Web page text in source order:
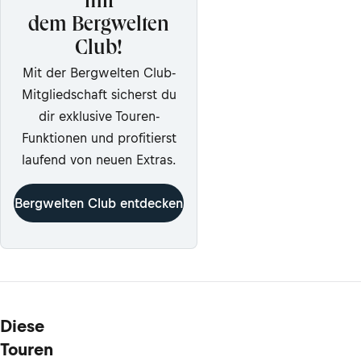
dem Bergwelten
Club!
Mit der Bergwelten Club-
Mitgliedschaft sicherst du
dir exklusive Touren-
Funktionen und profitierst
laufend von neuen Extras.
Bergwelten Club entdecken
Diese
Touren